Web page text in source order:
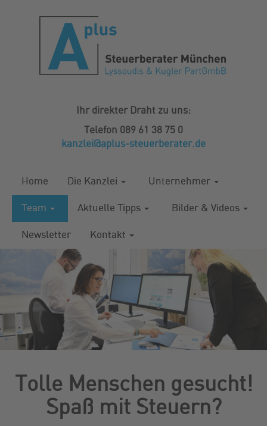
Ihr direkter Draht zu uns:
Telefon 089 61 38 75 0
kanzlei@aplus-steuerberater.de
Home Die Kanzlei Unternehmer
Team Aktuelle Tipps Bilder & Videos
Newsletter Kontakt
Tolle Menschen gesucht!
Spaß mit Steuern?